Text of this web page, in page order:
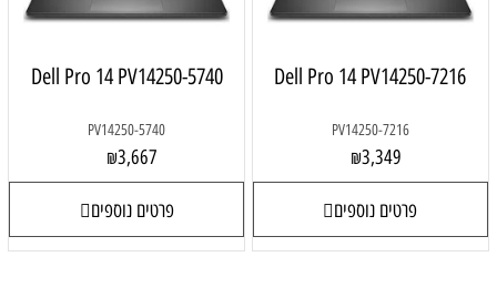
Dell Pro 14 PV14250-7216
PV14250-7216
₪3,349
פרטים נוספים
Dell Pro 14 PV14250-5740
PV14250-5740
₪3,667
פרטים נוספים